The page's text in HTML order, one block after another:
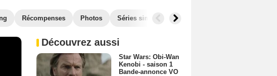
Récompenses Photos Séries similaires
Découvrez aussi
Star Wars: Obi-Wan
Kenobi - saison 1
Bande-annonce VO